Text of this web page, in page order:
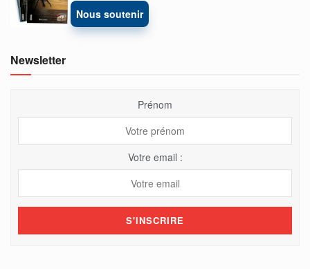
Nous soutenir
Newsletter
Prénom
Votre email :